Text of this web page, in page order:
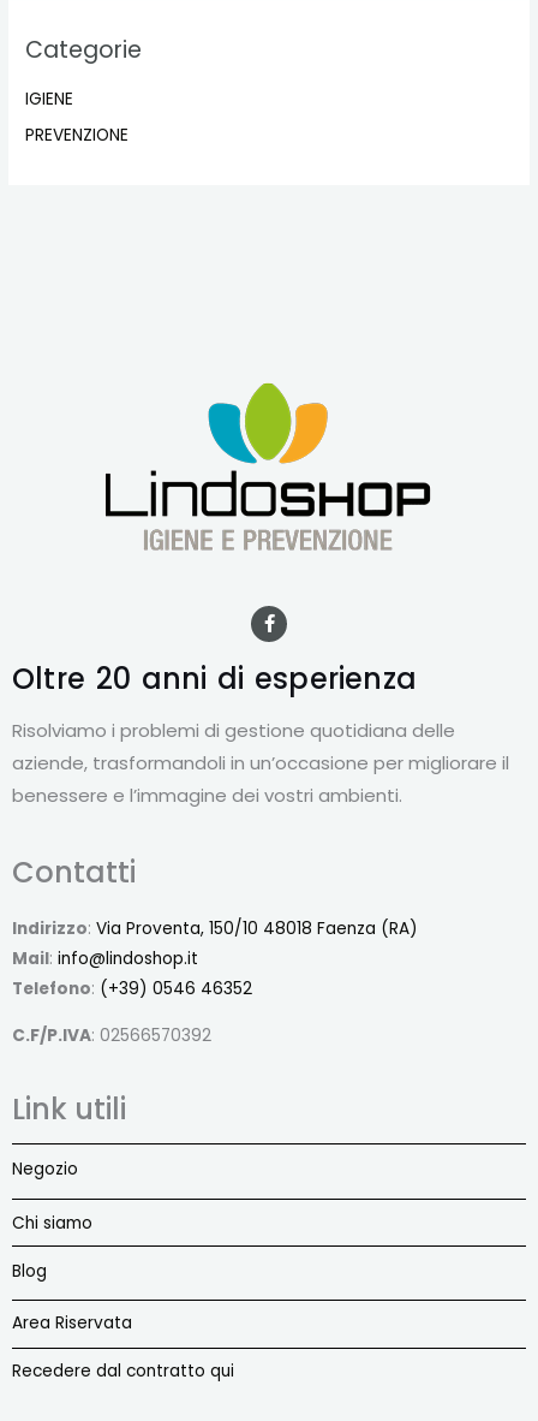
Categorie
IGIENE
PREVENZIONE
F
a
e
b
o
k
-
Oltre 20 anni di esperienza
Risolviamo i problemi di gestione quotidiana delle
aziende, trasformandoli in un’occasione per migliorare il
benessere e l’immagine dei vostri ambienti.
Contatti
Indirizzo: Via Proventa, 150/10 48018 Faenza (RA)
Mail: info@lindoshop.it
Telefono: (+39) 0546 46352
C.F/P.IVA: 02566570392
Link utili
Negozio
Chi siamo
Blog
Area Riservata
Recedere dal contratto qui